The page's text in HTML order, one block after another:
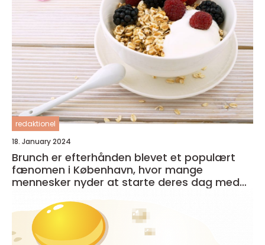
redaktionel
18. January 2024
Brunch er efterhånden blevet et populært
fænomen i København, hvor mange
mennesker nyder at starte deres dag med